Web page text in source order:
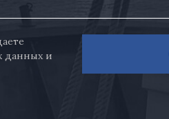
данных и